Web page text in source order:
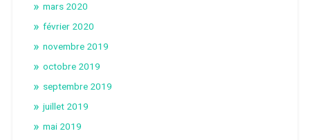
mars 2020
février 2020
novembre 2019
octobre 2019
septembre 2019
juillet 2019
mai 2019